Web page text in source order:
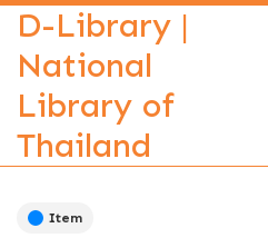
D-Library |
National
Library of
Thailand
Item